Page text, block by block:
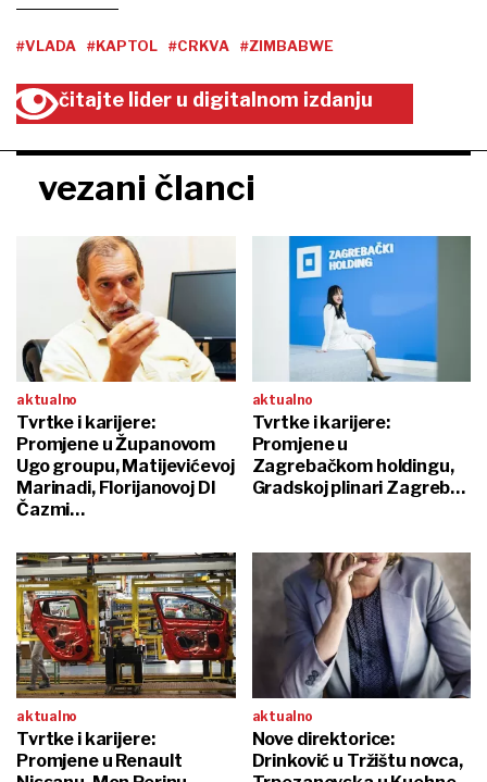
#VLADA #KAPTOL #CRKVA #ZIMBABWE
čitajte lider u digitalnom izdanju
vezani članci
aktualno
Tvrtke i karijere:
Promjene u Županovom
Ugo groupu, Matijevićevoj
Marinadi, Florijanovoj DI
Čazmi…
aktualno
Tvrtke i karijere:
Promjene u
Zagrebačkom holdingu,
Gradskoj plinari Zagreb…
aktualno
Tvrtke i karijere:
Promjene u Renault
aktualno
Nove direktorice:
Drinković u Tržištu novca,